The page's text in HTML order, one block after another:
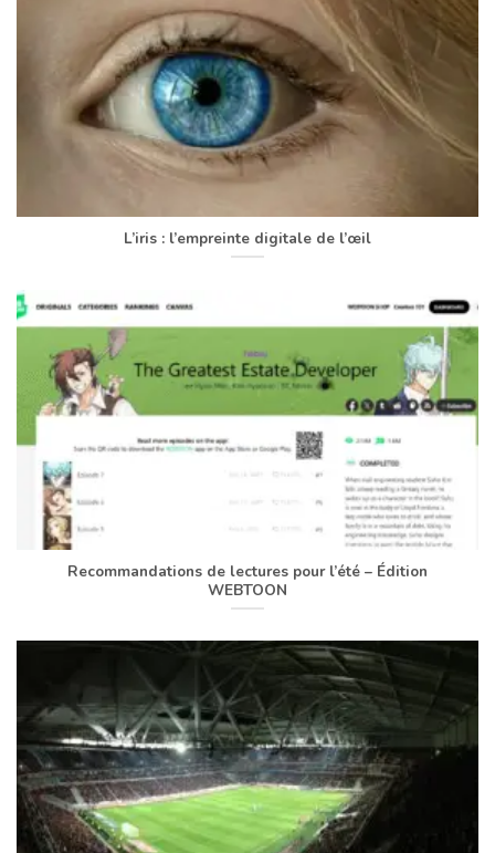
L’iris : l’empreinte digitale de l’œil
Recommandations de lectures pour l’été – Édition
WEBTOON